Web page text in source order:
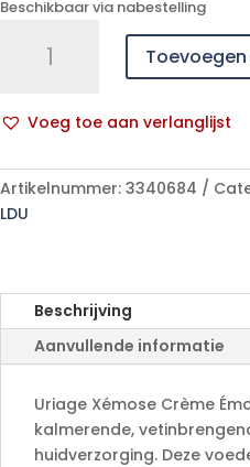
Beschikbaar via nabestelling
Xemose
A/irrit.
aantal
Voeg toe aan verlanglijst
l
t
e
a
t
Artikelnummer: 3340684
LDU
Beschrijving
Aanvullende informatie
Uriage Xémose Crème
kalmerende,
huidverzorging. Deze